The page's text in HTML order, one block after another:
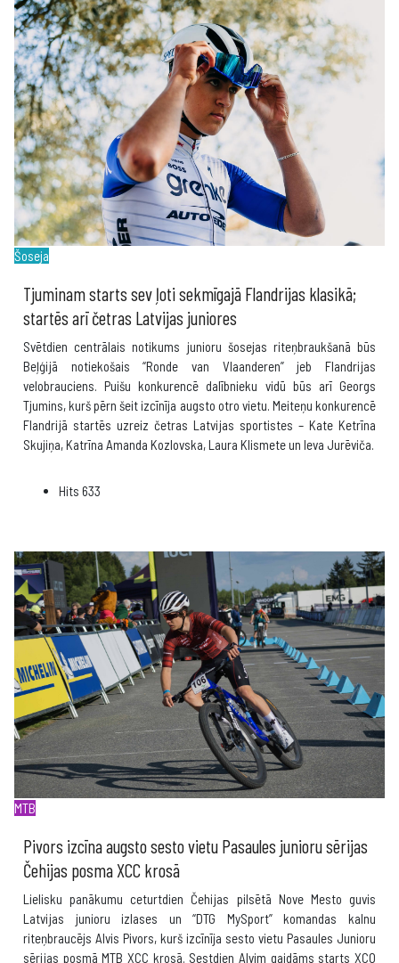
Šoseja
Tjuminam starts sev ļoti sekmīgajā Flandrijas klasikā;
startēs arī četras Latvijas juniores
Svētdien centrālais notikums junioru šosejas riteņbraukšanā būs
Beļģijā notiekošais “Ronde van Vlaanderen” jeb Flandrijas
velobrauciens. Puišu konkurencē dalībnieku vidū būs arī Georgs
Tjumins, kurš pērn šeit izcīnīja augsto otro vietu. Meiteņu konkurencē
Flandrijā startēs uzreiz četras Latvijas sportistes – Kate Ketrīna
Skujiņa, Katrīna Amanda Kozlovska, Laura Klismete un Ieva Jurēviča.
Hits 633
MTB
Pivors izcīna augsto sesto vietu Pasaules junioru sērijas
Čehijas posma XCC krosā
Lielisku panākumu ceturtdien Čehijas pilsētā Nove Mesto guvis
Latvijas junioru izlases un “DTG MySport” komandas kalnu
riteņbraucējs Alvis Pivors, kurš izcīnīja sesto vietu Pasaules Junioru
sērijas posmā MTB XCC krosā. Sestdien Alvim gaidāms starts XCO